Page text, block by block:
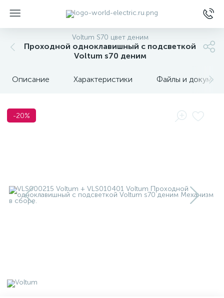
Voltum S70 цвет деним
Проходной одноклавишный с подсветкой
Voltum s70 деним
Описание Характеристики Файлы и
-20%